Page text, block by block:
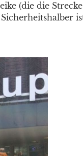
(die die Strecke